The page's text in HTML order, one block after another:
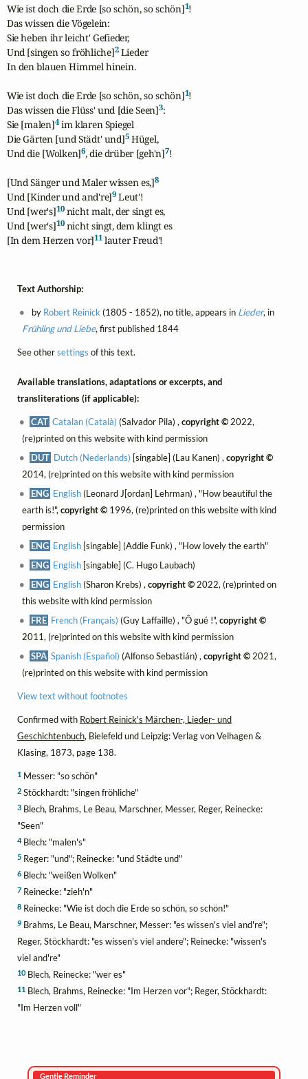
Wie ist doch die Erde [so schön, so schön]1!
Das wissen die Vögelein:
Sie heben ihr leicht' Gefieder,
Und [singen so fröhliche]2 Lieder
In den blauen Himmel hinein.
Wie ist doch die Erde [so schön, so schön]1!
Das wissen die Flüss' und [die Seen]3:
Sie [malen]4 im klaren Spiegel
Die Gärten [und Städt' und]5 Hügel,
Und die [Wolken]6, die drüber [geh'n]7!
[Und Sänger und Maler wissen es,]8
Und [Kinder und and're]9 Leut'!
Und [wer's]10 nicht malt, der singt es,
Und [wer's]10 nicht singt, dem klingt es
[In dem Herzen vor]11 lauter Freud'!
Text Authorship:
by Robert Reinick(1805 - 1852), no title, appears in Lieder, in
Frühling und Liebe, first published 1844
See othersettings of this text.
Available translations, adaptations or excerpts, and
transliterations (if applicable):
CAT Catalan (Català) (Salvador Pila) ,copyright © 2022,
(re)printed on this website with kind permission
DUT Dutch (Nederlands) [singable] (Lau Kanen) ,copyright ©
2014, (re)printed on this website with kind permission
ENG English(Leonard J[ordan] Lehrman) , "How beautiful the
earth is!", copyright ©1996, (re)printed on this website with kind
permission
ENG English [singable] (Addie Funk) , "How lovely the earth"
ENG English [singable] (C. Hugo Laubach)
ENG English(Sharon Krebs) ,copyright © 2022, (re)printed on
this website with kind permission
FRE French (Français) (Guy Laffaille) , "Ô gué !",copyright ©
2011, (re)printed on this website with kind permission
SPA Spanish (Español) (Alfonso Sebastián) ,copyright © 2021,
(re)printed on this website with kind permission
View text without footnotes
Confirmed with Robert Reinick's Märchen-, Lieder- und
Geschichtenbuch, Bielefeld und Leipzig: Verlag von Velhagen &
Klasing, 1873, page 138.
1Messer: "so schön"
2Stöckhardt: "singen fröhliche"
3Blech, Brahms, Le Beau, Marschner, Messer, Reger, Reinecke:
"Seen"
4Blech: "malen's"
5Reger: "und"; Reinecke: "und Städte und"
6Blech: "weißen Wolken"
7Reinecke: "zieh'n"
8Reinecke: "Wie ist doch die Erde so schön, so schön!"
9Brahms, Le Beau, Marschner, Messer: "es wissen's viel and're";
Reger, Stöckhardt: "es wissen's viel andere"; Reinecke: "wissen's
viel and're"
10Blech, Reinecke: "wer es"
11Blech, Brahms, Reinecke: "Im Herzen vor"; Reger, Stöckhardt:
"Im Herzen voll"
Gentle Reminder